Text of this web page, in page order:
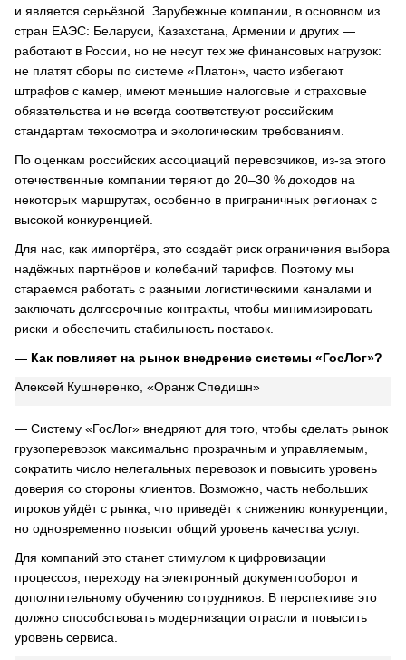
и является серьёзной. Зарубежные компании, в основном из
стран ЕАЭС: Беларуси, Казахстана, Армении и других —
работают в России, но не несут тех же финансовых нагрузок:
не платят сборы по системе «Платон», часто избегают
штрафов с камер, имеют меньшие налоговые и страховые
обязательства и не всегда соответствуют российским
стандартам техосмотра и экологическим требованиям.
По оценкам российских ассоциаций перевозчиков, из-за этого
отечественные компании теряют до 20–30 % доходов на
некоторых маршрутах, особенно в приграничных регионах с
высокой конкуренцией.
Для нас, как импортёра, это создаёт риск ограничения выбора
надёжных партнёров и колебаний тарифов. Поэтому мы
стараемся работать с разными логистическими каналами и
заключать долгосрочные контракты, чтобы минимизировать
риски и обеспечить стабильность поставок.
— Как повлияет на рынок внедрение системы «ГосЛог»?
Алексей Кушнеренко, «Оранж Спедишн»
— Систему «ГосЛог» внедряют для того, чтобы сделать рынок
грузоперевозок максимально прозрачным и управляемым,
сократить число нелегальных перевозок и повысить уровень
доверия со стороны клиентов. Возможно, часть небольших
игроков уйдёт с рынка, что приведёт к снижению конкуренции,
но одновременно повысит общий уровень качества услуг.
Для компаний это станет стимулом к цифровизации
процессов, переходу на электронный документооборот и
дополнительному обучению сотрудников. В перспективе это
должно способствовать модернизации отрасли и повысить
уровень сервиса.